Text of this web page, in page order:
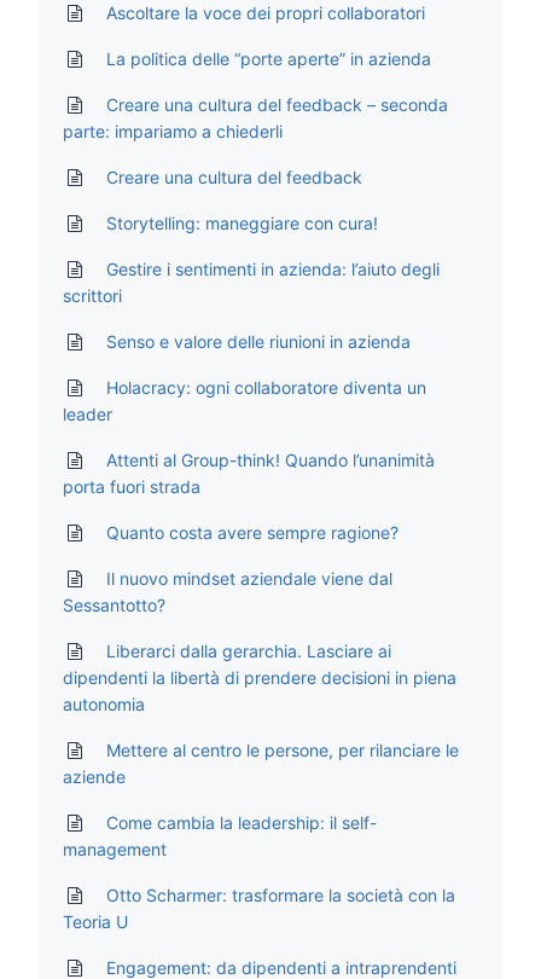
Ascoltare la voce dei propri collaboratori
La politica delle “porte aperte” in azienda
Creare una cultura del feedback – seconda
parte: impariamo a chiederli
Creare una cultura del feedback
Storytelling: maneggiare con cura!
Gestire i sentimenti in azienda: l’aiuto degli
scrittori
Senso e valore delle riunioni in azienda
Holacracy: ogni collaboratore diventa un
leader
Attenti al Group-think! Quando l’unanimità
porta fuori strada
Quanto costa avere sempre ragione?
Il nuovo mindset aziendale viene dal
Sessantotto?
Liberarci dalla gerarchia. Lasciare ai
dipendenti la libertà di prendere decisioni in piena
autonomia
Mettere al centro le persone, per rilanciare le
aziende
Come cambia la leadership: il self-
management
Otto Scharmer: trasformare la società con la
Teoria U
Engagement: da dipendenti a intraprendenti